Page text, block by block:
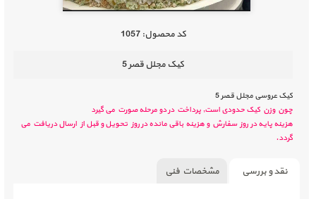
كد محصول:1057
کیک مجلل قصر 5
کیک عروسی مجلل قصر 5
چون وزن کیک حدودی است, پرداخت در دو مرحله صورت می گیرد
هزینه پایه در روز سفارش و هزینه باقی مانده در روز تحویل و قبل از ارسال دریافت می
گردد.
نقد و بررسی مشخصات فنی